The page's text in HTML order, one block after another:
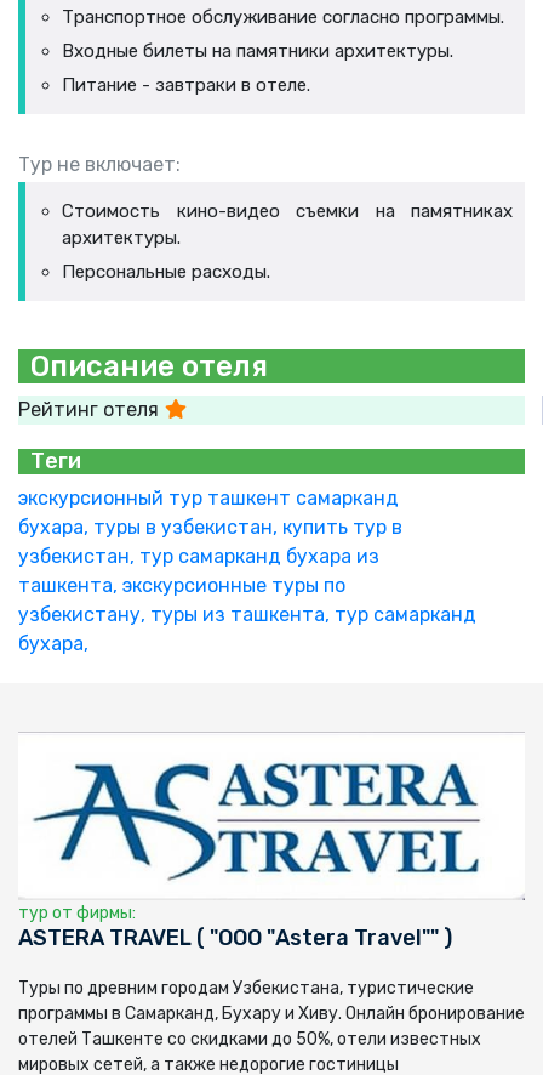
Транспортное обслуживание согласно программы.
Входные билеты на памятники архитектуры.
Питание - завтраки в отеле.
Тур не включает:
Стоимость кино-видео съемки на памятниках
архитектуры.
Персональные расходы.
Описание отеля
Рейтинг отеля
Теги
экскурсионный тур ташкент самарканд
бухара, туры в узбекистан, купить тур в
узбекистан, тур самарканд бухара из
ташкента, экскурсионные туры по
узбекистану, туры из ташкента, тур самарканд
бухара,
тур от фирмы:
ASTERA TRAVEL ( "ООО "Astera Travel"" )
Туры по древним городам Узбекистана, туристические
программы в Самарканд, Бухару и Хиву. Онлайн бронирование
отелей Ташкенте со скидками до 50%, отели известных
мировых сетей, а также недорогие гостиницы